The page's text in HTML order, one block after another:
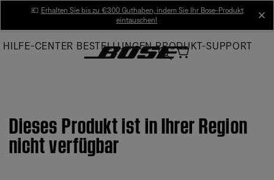
Main
💶 Erhalten Sie bis zu €300 Guthaben, indem Sie Ihr Bose-Produkt
eintauschen!
HILFE-CENTER BESTELLUNGEN PRODUKT-SUPPORT
Dieses Produkt ist in Ihrer Region
nicht verfügbar